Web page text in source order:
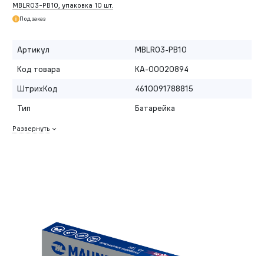
MBLR03-PB10, упаковка 10 шт.
Под заказ
Артикул
MBLR03-PB10
Код товара
КА-00020894
ШтрихКод
4610091788815
Тип
Батарейка
Развернуть